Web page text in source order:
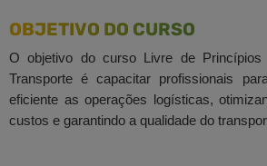
OBJETIVO DO CURSO
O objetivo do curso Livre de Princípios
Transporte é capacitar profissionais
eficiente as operações logísticas,
custos e garantindo a qualidade do